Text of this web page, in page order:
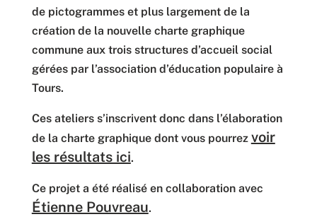
de pictogrammes et plus largement de la
création de la nouvelle charte graphique
commune aux trois structures d’accueil social
gérées par l’association d’éducation populaire à
Tours.
Ces ateliers s’inscrivent donc dans l’élaboration
de la charte graphique dont vous pourrez voir
les résultats ici.
Ce projet a été réalisé en collaboration avec
Étienne Pouvreau.